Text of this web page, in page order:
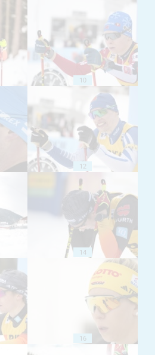
10
12
14
16